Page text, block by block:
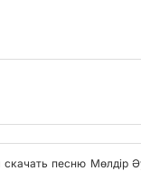
песню Мөлдір